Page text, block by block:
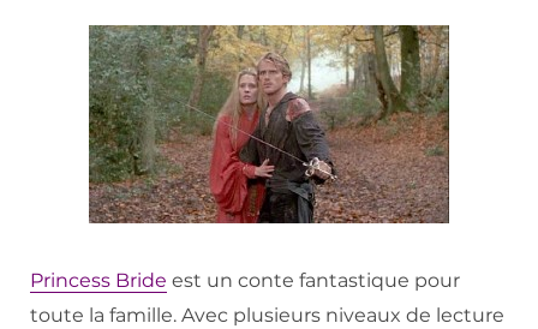
Princess Bride est un conte fantastique pour
toute la famille. Avec plusieurs niveaux de lecture